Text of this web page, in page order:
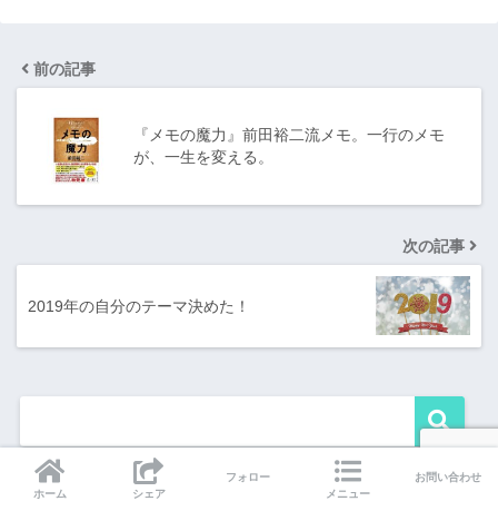
前の記事
『メモの魔力』前田裕二流メモ。一行のメモ
が、一生を変える。
次の記事
2019年の自分のテーマ決めた！
ホーム シェア
フォロー
メニュー
お問い合わせ